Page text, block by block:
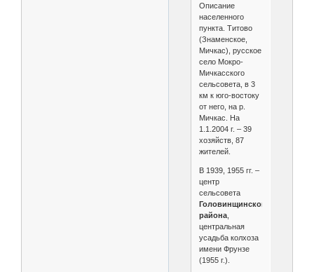
Описание
населенного
пункта. Титово
(Знаменское,
Мичкас), русское
село Мокро-
Мичкасского
сельсовета, в 3
км к юго-востоку
от него, на р.
Мичкас. На
1.1.2004 г. – 39
хозяйств, 87
жителей.
В 1939, 1955 гг. –
центр
сельсовета
Головинщинского
района,
центральная
усадьба колхоза
имени Фрунзе
(1955 г.).